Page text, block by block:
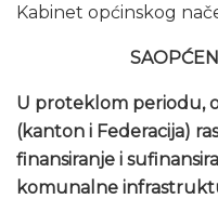
Kabinet općinskog
U proteklom periodu,
(kanton i Federacija)
finansiranje i
komunalne